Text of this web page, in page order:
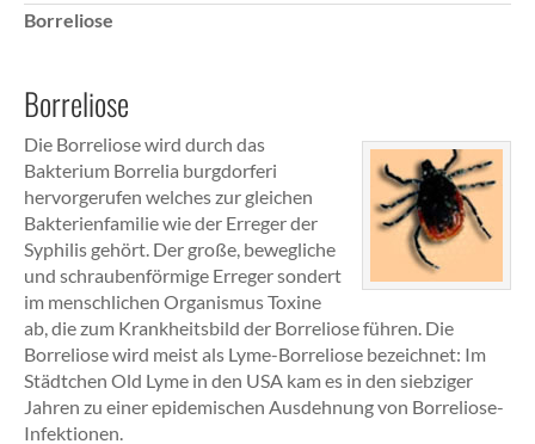
Borreliose
Borreliose
Die Borreliose wird durch das
Bakterium Borrelia burgdorferi
hervorgerufen welches zur gleichen
Bakterienfamilie wie der Erreger der
Syphilis gehört. Der große, bewegliche
und schraubenförmige Erreger sondert
im menschlichen Organismus Toxine
ab, die zum Krankheitsbild der Borreliose führen. Die
Borreliose wird meist als Lyme-Borreliose bezeichnet: Im
Städtchen Old Lyme in den USA kam es in den siebziger
Jahren zu einer epidemischen Ausdehnung von Borreliose-
Infektionen.